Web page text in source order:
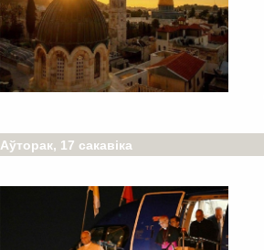
Аўторак, 17 сакавіка